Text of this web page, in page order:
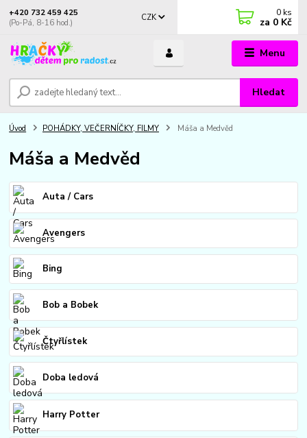
Menu
CZK
Hledat
+420 732 459 425
(Po-Pá, 8-16 hod.)
0 ks
za 0 Kč
Úvod POHÁDKY, VEČERNÍČKY, FILMY Máša a Medvěd
Máša a Medvěd
Auta / Cars
Avengers
Bing
Bob a Bobek
Čtyřlístek
Doba ledová
Harry Potter